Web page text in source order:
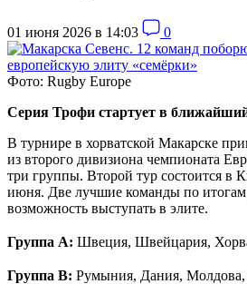
01 июня 2026 в 14:03 0
Фото: Rugby Europe
Серия Трофи стартует в
В турнире в хорватской Макарске
из второго дивизиона чемпионата
три группы. Второй тур состоится в
июня. Две лучшие команды по итогам
возможность выступать в элите.
Группа А: Швеция, Швейцария,
Группа В: Румыния, Дания,